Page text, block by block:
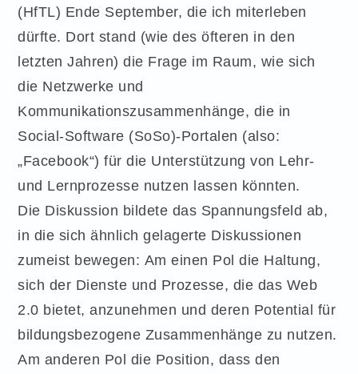
(HfTL) Ende September, die ich miterleben
dürfte. Dort stand (wie des öfteren in den
letzten Jahren) die Frage im Raum, wie sich
die Netzwerke und
Kommunikationszusammenhänge, die in
Social-Software (SoSo)-Portalen (also:
„Facebook“) für die Unterstützung von Lehr-
und Lernprozesse nutzen lassen könnten.
Die Diskussion bildete das Spannungsfeld ab,
in die sich ähnlich gelagerte Diskussionen
zumeist bewegen: Am einen Pol die Haltung,
sich der Dienste und Prozesse, die das Web
2.0 bietet, anzunehmen und deren Potential für
bildungsbezogene Zusammenhänge zu nutzen.
Am anderen Pol die Position, dass den